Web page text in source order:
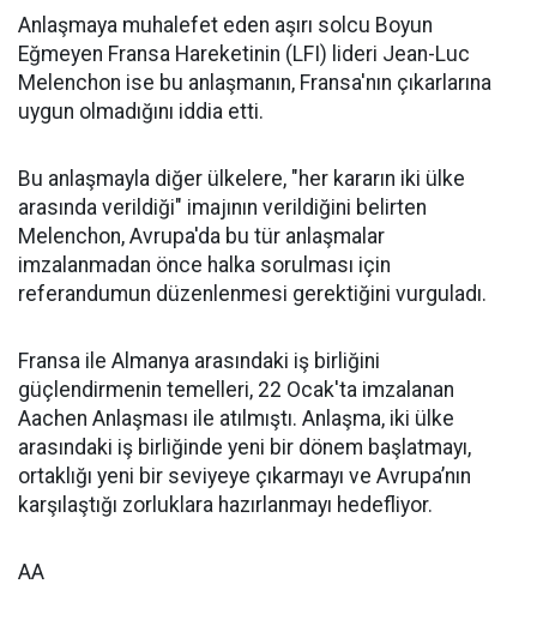
Anlaşmaya muhalefet eden aşırı solcu Boyun
Eğmeyen Fransa Hareketinin (LFI) lideri Jean-Luc
Melenchon ise bu anlaşmanın, Fransa'nın çıkarlarına
uygun olmadığını iddia etti.
Bu anlaşmayla diğer ülkelere, "her kararın iki ülke
arasında verildiği" imajının verildiğini belirten
Melenchon, Avrupa'da bu tür anlaşmalar
imzalanmadan önce halka sorulması için
referandumun düzenlenmesi gerektiğini vurguladı.
Fransa ile Almanya arasındaki iş birliğini
güçlendirmenin temelleri, 22 Ocak'ta imzalanan
Aachen Anlaşması ile atılmıştı. Anlaşma, iki ülke
arasındaki iş birliğinde yeni bir dönem başlatmayı,
ortaklığı yeni bir seviyeye çıkarmayı ve Avrupa’nın
karşılaştığı zorluklara hazırlanmayı hedefliyor.
AA